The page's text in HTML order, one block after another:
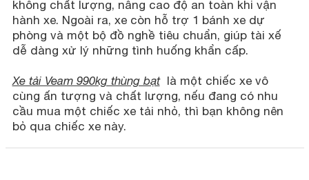
không chất lượng, nâng cao độ an toàn khi vận
hành xe. Ngoài ra, xe còn hỗ trợ 1 bánh xe dự
phòng và một bộ đồ nghề tiêu chuẩn, giúp tài xế
dễ dàng xử lý những tình huống khẩn cấp.
Xe tải Veam 990kg thùng bạtlà một chiếc xe vô
cùng ấn tượng và chất lượng, nếu đang có nhu
cầu mua một chiếc xe tải nhỏ, thì bạn không nên
bỏ qua chiếc xe này.